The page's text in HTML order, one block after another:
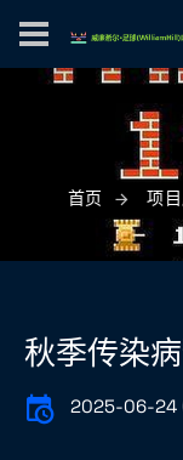
首页 项
秋季传染
2025-06-24